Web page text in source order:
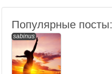
Популярные посты:
sabinus